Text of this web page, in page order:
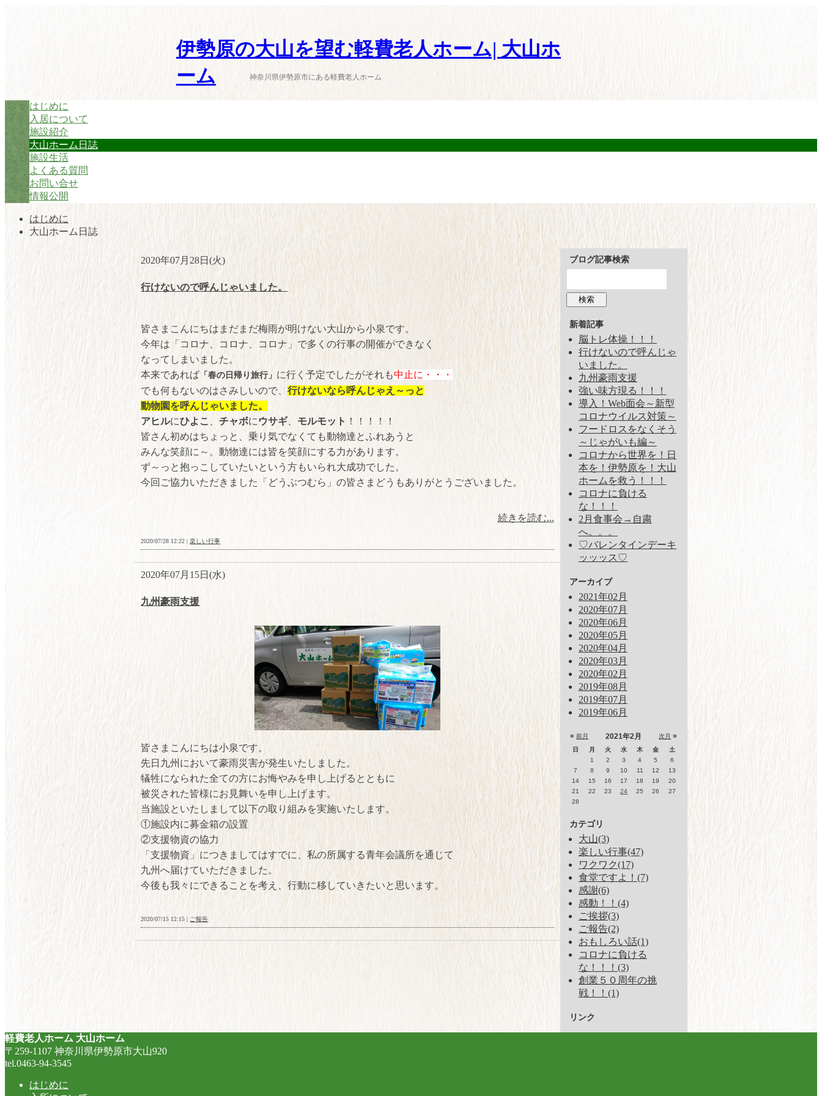
伊勢原の大山を望む軽費老人ホーム| 大山ホ
ーム
神奈川県伊勢原市にある軽費老人ホーム
はじめに
入居について
施設紹介
大山ホーム日誌
施設生活
よくある質問
お問い合せ
情報公開
はじめに
大山ホーム日誌
2020年07月28日(火)
行けないので呼んじゃいました。
皆さまこんにちはまだまだ梅雨が明けない大山から小泉です。
今年は「コロナ、コロナ、コロナ」で多くの行事の開催ができなく
なってしまいました。
本来であれば 「春の日帰り旅行」 に行く予定でしたがそれも中止に・・・
でも何もないのはさみしいので、行けないなら呼んじゃえ～っと
動物園を呼んじゃいました。
アヒルにひよこ 、チャボに ウサギ、 モルモット ！！！！！
皆さん初めはちょっと、乗り気でなくても動物達とふれあうと
みんな笑顔に～。動物達には皆を笑顔にする力があります。
ず～っと抱っこしていたいという方もいられ大成功でした。
今回ご協力いただきました「どうぶつむら」の皆さまどうもありがとうございました。
続きを読む...
2020/07/28 12:22 |楽しい行事
2020年07月15日(水)
九州豪雨支援
皆さまこんにちは小泉です。
先日九州において豪雨災害が発生いたしました。
犠牲になられた全ての方にお悔やみを申し上げるとともに
被災された皆様にお見舞いを申し上げます。
当施設といたしまして以下の取り組みを実施いたします。
①施設内に募金箱の設置
②支援物資の協力
「支援物資」につきましてはすでに、私の所属する青年会議所を通じて
九州へ届けていただきました。
今後も我々にできることを考え、行動に移していきたいと思います。
2020/07/15 12:15 | ご報告
ブログ記事検索
新着記事
脳トレ体操！！！
行けないので呼んじゃ
いました。
九州豪雨支援
強い味方現る！！！
導入！Web面会～新型
コロナウイルス対策～
フードロスをなくそう
～じゃがいも編～
コロナから世界を！日
本を！伊勢原を！大山
ホームを救う！！！
コロナに負ける
な！！！
2月食事会→自粛
へ。。。
♡バレンタインデーキ
ッッッス♡
アーカイブ
2021年02月
2020年07月
2020年06月
2020年05月
2020年04月
2020年03月
2020年02月
2019年08月
2019年07月
2019年06月
«前月 次月 »
2021年2月
日 月 火 水 木 金
土
1
2 3 4 5
6
7
8 9 10 11 12
13
14
15 16 17 18 19
20
21
22 23 24 25 26
27
28
カテゴリ
大山(3)
楽しい行事(47)
ワクワク(17)
食堂ですよ！(7)
感謝(6)
感動！！(4)
ご挨拶(3)
ご報告(2)
おもしろい話(1)
コロナに負ける
な！！！(3)
創業５０周年の挑
戦！！(1)
リンク
軽費老人ホーム 大山ホーム
〒259-1107 神奈川県伊勢原市大山920
tel.0463-94-3545
はじめに